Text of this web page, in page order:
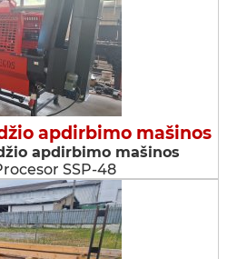
apdirbimo mašinos
apdirbimo mašinos
SSP-48